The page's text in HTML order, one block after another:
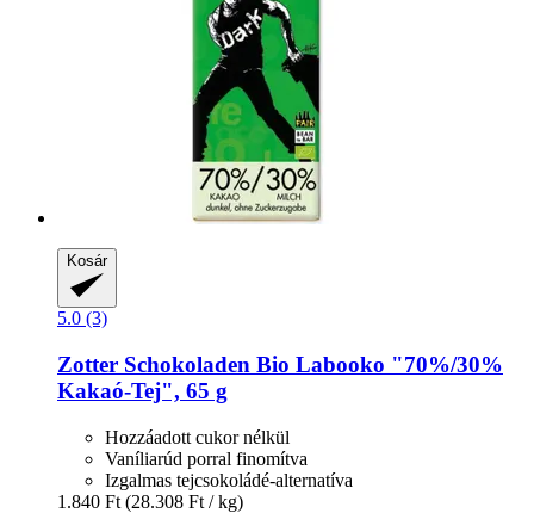
Kosár
5.0 (3)
Zotter Schokoladen Bio Labooko "70%/30%
Kakaó-​Tej", 65 g
Hozzáadott cukor nélkül
Vaníliarúd porral finomítva
Izgalmas tejcsokoládé-alternatíva
1.840 Ft (28.308 Ft / kg)